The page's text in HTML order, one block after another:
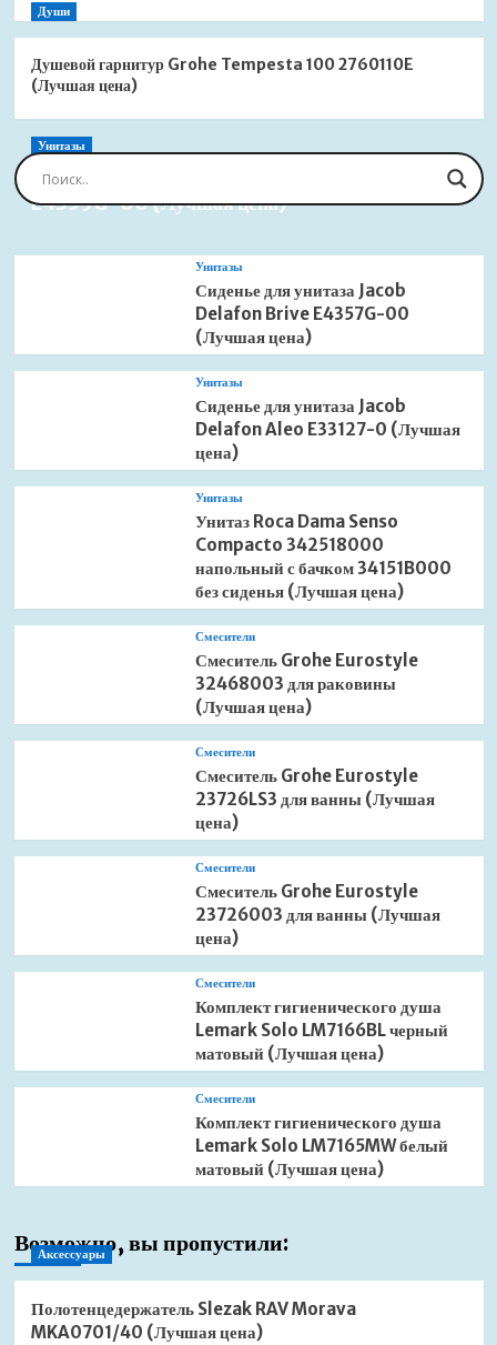
Души
Душевой гарнитур Grohe Tempesta 100 2760110E
(Лучшая цена)
Унитазы
Сиденье для унитаза Jacob Delafon Brive
E4359G-00 (Лучшая цена)
Унитазы
Сиденье для унитаза Jacob
Delafon Brive E4357G-00
(Лучшая цена)
Унитазы
Сиденье для унитаза Jacob
Delafon Aleo E33127-0 (Лучшая
цена)
Унитазы
Унитаз Roca Dama Senso
Compacto 342518000
напольный с бачком 34151B000
без сиденья (Лучшая цена)
Смесители
Смеситель Grohe Eurostyle
32468003 для раковины
(Лучшая цена)
Смесители
Смеситель Grohe Eurostyle
23726LS3 для ванны (Лучшая
цена)
Смесители
Смеситель Grohe Eurostyle
23726003 для ванны (Лучшая
цена)
Смесители
Комплект гигиенического душа
Lemark Solo LM7166BL черный
матовый (Лучшая цена)
Смесители
Комплект гигиенического душа
Lemark Solo LM7165MW белый
матовый (Лучшая цена)
Возможно, вы пропустили:
Аксессуары
Полотенцедержатель Slezak RAV Morava
MKA0701/40 (Лучшая цена)